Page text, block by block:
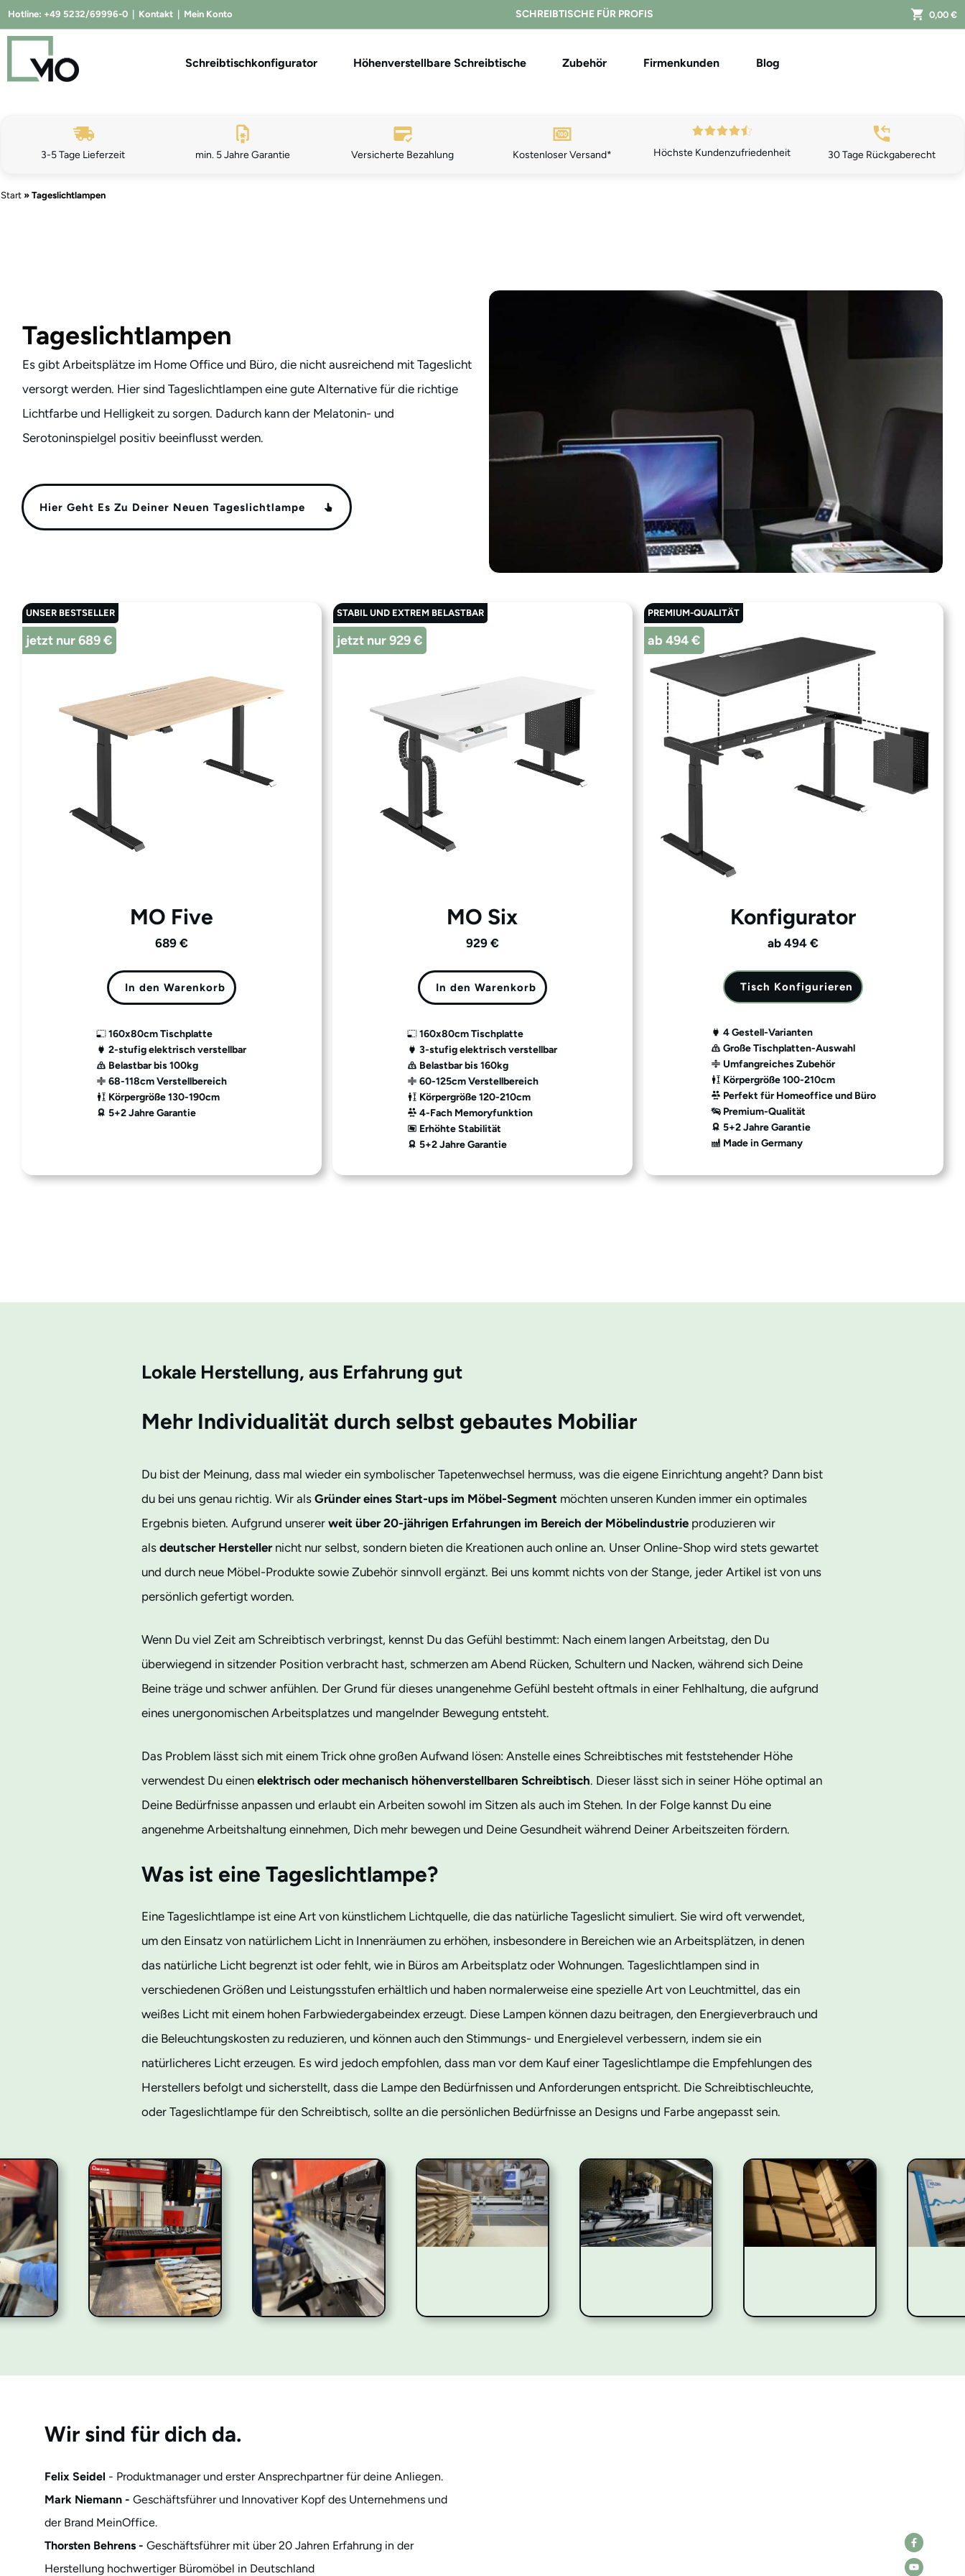
Hotline: +49 5232/69996-0 Kontakt Mein Konto SCHREIBTISCHE FÜR PROFIS 0,00 €
Schreibtischkonfigurator Höhenverstellbare Schreibtische Zubehör Firmenkunden Blog
3-5 Tage Lieferzeit min. 5 Jahre Garantie Versicherte Bezahlung Kostenloser Versand* Höchste Kundenzufriedenheit 30 Tage Rückgaberecht
Start » Tageslichtlampen
Tageslichtlampen
Es gibt Arbeitsplätze im Home Office und Büro, die nicht ausreichend mit Tageslicht
versorgt werden. Hier sind Tageslichtlampen eine gute Alternative für die richtige
Lichtfarbe und Helligkeit zu sorgen. Dadurch kann der Melatonin- und
Serotoninspielgel positiv beeinflusst werden.
Hier Geht Es Zu Deiner Neuen Tageslichtlampe
UNSER BESTSELLER
jetzt nur 689 €
MO Five
689 €
In den Warenkorb
160x80cm Tischplatte
2-stufig elektrisch verstellbar
Belastbar bis 100kg
68-118cm Verstellbereich
Körpergröße 130-190cm
5+2 Jahre Garantie
STABIL UND EXTREM BELASTBAR
jetzt nur 929 €
MO Six
929 €
In den Warenkorb
160x80cm Tischplatte
3-stufig elektrisch verstellbar
Belastbar bis 160kg
60-125cm Verstellbereich
Körpergröße 120-210cm
4-Fach Memoryfunktion
Erhöhte Stabilität
5+2 Jahre Garantie
PREMIUM-QUALITÄT
ab 494 €
Konfigurator
ab 494 €
Tisch Konfigurieren
4 Gestell-Varianten
Große Tischplatten-Auswahl
Umfangreiches Zubehör
Körpergröße 100-210cm
Perfekt für Homeoffice und Büro
Premium-Qualität
5+2 Jahre Garantie
Made in Germany
Lokale Herstellung, aus Erfahrung gut
Mehr Individualität durch selbst gebautes Mobiliar
Du bist der Meinung, dass mal wieder ein symbolischer Tapetenwechsel hermuss, was die eigene Einrichtung angeht? Dann bist
du bei uns genau richtig. Wir als Gründer eines Start-ups im Möbel-Segment möchten unseren Kunden immer ein optimales
Ergebnis bieten. Aufgrund unserer weit über 20-jährigen Erfahrungen im Bereich der Möbelindustrie produzieren wir
als deutscher Herstellernicht nur selbst, sondern bieten die Kreationen auch online an. Unser Online-Shop wird stets gewartet
und durch neue Möbel-Produkte sowie Zubehör sinnvoll ergänzt. Bei uns kommt nichts von der Stange, jeder Artikel ist von uns
persönlich gefertigt worden.
Wenn Du viel Zeit am Schreibtisch verbringst, kennst Du das Gefühl bestimmt: Nach einem langen Arbeitstag, den Du
überwiegend in sitzender Position verbracht hast, schmerzen am Abend Rücken, Schultern und Nacken, während sich Deine
Beine träge und schwer anfühlen. Der Grund für dieses unangenehme Gefühl besteht oftmals in einer Fehlhaltung, die aufgrund
eines unergonomischen Arbeitsplatzes und mangelnder Bewegung entsteht.
Das Problem lässt sich mit einem Trick ohne großen Aufwand lösen: Anstelle eines Schreibtisches mit feststehender Höhe
verwendest Du einen elektrisch oder mechanisch höhenverstellbaren Schreibtisch. Dieser lässt sich in seiner Höhe optimal an
Deine Bedürfnisse anpassen und erlaubt ein Arbeiten sowohl im Sitzen als auch im Stehen. In der Folge kannst Du eine
angenehme Arbeitshaltung einnehmen, Dich mehr bewegen und Deine Gesundheit während Deiner Arbeitszeiten fördern.
Was ist eine Tageslichtlampe?
Eine Tageslichtlampe ist eine Art von künstlichem Lichtquelle, die das natürliche Tageslicht simuliert. Sie wird oft verwendet,
um den Einsatz von natürlichem Licht in Innenräumen zu erhöhen, insbesondere in Bereichen wie an Arbeitsplätzen, in denen
das natürliche Licht begrenzt ist oder fehlt, wie in Büros am Arbeitsplatz oder Wohnungen. Tageslichtlampen sind in
verschiedenen Größen und Leistungsstufen erhältlich und haben normalerweise eine spezielle Art von Leuchtmittel, das ein
weißes Licht mit einem hohen Farbwiedergabeindex erzeugt. Diese Lampen können dazu beitragen, den Energieverbrauch und
die Beleuchtungskosten zu reduzieren, und können auch den Stimmungs- und Energielevel verbessern, indem sie ein
natürlicheres Licht erzeugen. Es wird jedoch empfohlen, dass man vor dem Kauf einer Tageslichtlampe die Empfehlungen des
Herstellers befolgt und sicherstellt, dass die Lampe den Bedürfnissen und Anforderungen entspricht. Die Schreibtischleuchte,
oder Tageslichtlampe für den Schreibtisch, sollte an die persönlichen Bedürfnisse an Designs und Farbe angepasst sein.
Wir sind für dich da.
Felix Seidel - Produktmanager und erster Ansprechpartner für deine Anliegen.
Mark Niemann - Geschäftsführer und Innovativer Kopf des Unternehmens und
der Brand MeinOffice.
Thorsten Behrens - Geschäftsführer mit über 20 Jahren Erfahrung in der
Herstellung hochwertiger Büromöbel in Deutschland